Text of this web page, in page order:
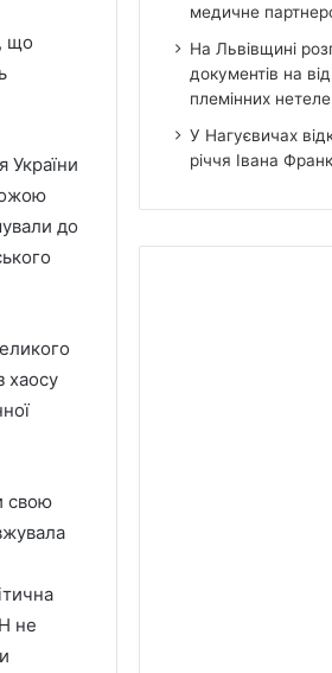
що
України
до
хаосу
свою
не
медичне
На Львівщині
документів на
племінних
У Нагуєвичах
річчя Івана